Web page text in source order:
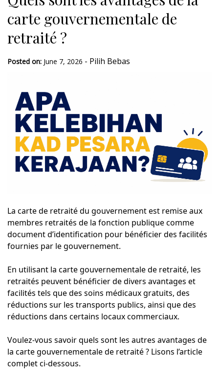
carte gouvernementale de
retraité ?
Posted on: June 7, 2026 - Pilih Bebas
La carte de retraité du gouvernement est remise aux
membres retraités de la fonction publique comme
document d’identification pour bénéficier des facilités
fournies par le gouvernement.
En utilisant la carte gouvernementale de retraité, les
retraités peuvent bénéficier de divers avantages et
facilités tels que des soins médicaux gratuits, des
réductions sur les transports publics, ainsi que des
réductions dans certains locaux commerciaux.
Voulez-vous savoir quels sont les autres avantages de
la carte gouvernementale de retraité ? Lisons l’article
complet ci-dessous.